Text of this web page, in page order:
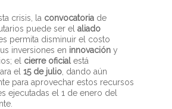
crisis, la convocatoria de
puede ser el aliado
permita disminuir el costo
inversiones en innovación y
el cierre oficial está
el 15 de julio , dando aún
para aprovechar estos recursos
ejecutadas el 1 de enero del